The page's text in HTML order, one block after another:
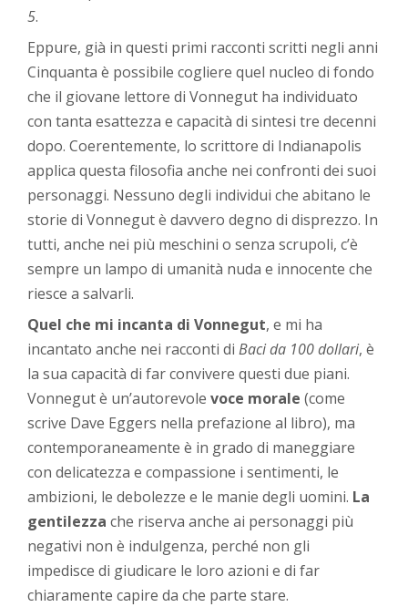
5.
Eppure, già in questi primi racconti scritti negli anni
Cinquanta è possibile cogliere quel nucleo di fondo
che il giovane lettore di Vonnegut ha individuato
con tanta esattezza e capacità di sintesi tre decenni
dopo. Coerentemente, lo scrittore di Indianapolis
applica questa filosofia anche nei confronti dei suoi
personaggi. Nessuno degli individui che abitano le
storie di Vonnegut è davvero degno di disprezzo. In
tutti, anche nei più meschini o senza scrupoli, c’è
sempre un lampo di umanità nuda e innocente che
riesce a salvarli.
Quel che mi incanta di Vonnegut, e mi ha
incantato anche nei racconti diBaci da 100 dollari, è
la sua capacità di far convivere questi due piani.
Vonnegut è un’autorevolevoce morale (come
scrive Dave Eggers nella prefazione al libro), ma
contemporaneamente è in grado di maneggiare
con delicatezza e compassione i sentimenti, le
ambizioni, le debolezze e le manie degli uomini. La
gentilezza che riserva anche ai personaggi più
negativi non è indulgenza, perché non gli
impedisce di giudicare le loro azioni e di far
chiaramente capire da che parte stare.